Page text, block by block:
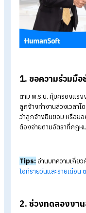
เรื่องที่นายจ้างมักเข้
ๆ ในที่ทำงาน แต่คว